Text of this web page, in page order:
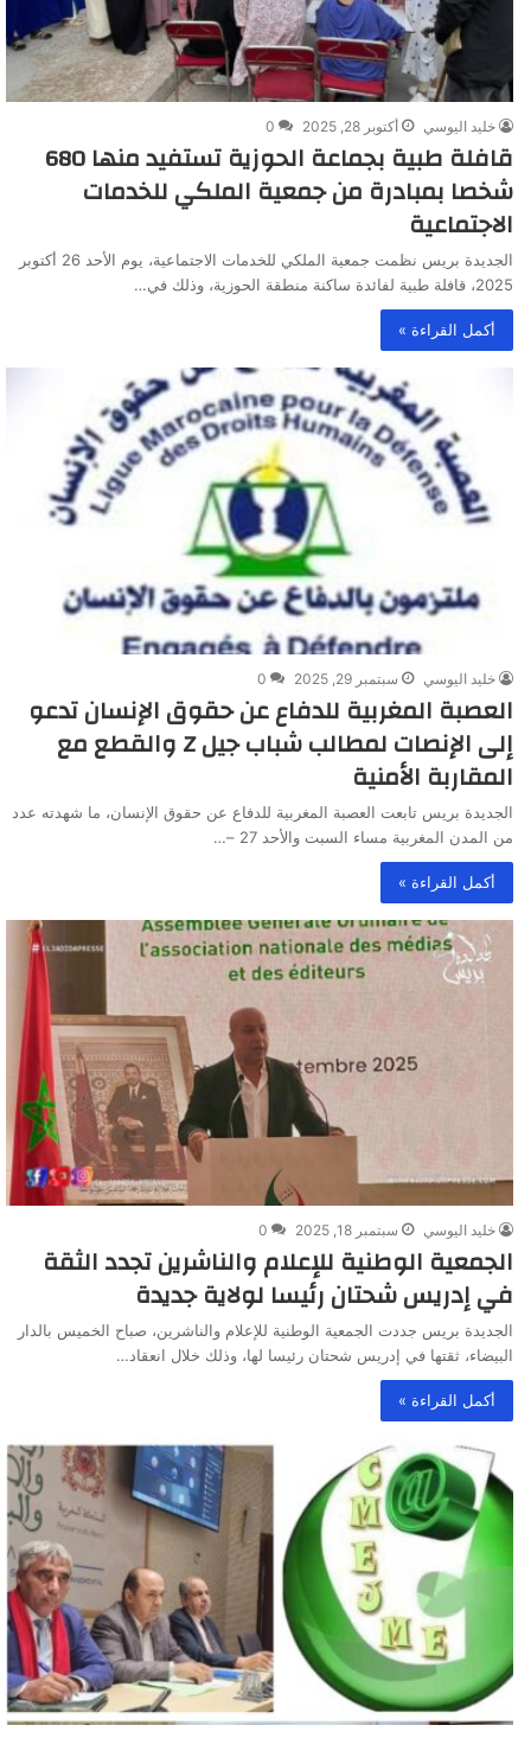
خليد اليوسي أكتوبر 28, 2025 0
‎قافلة طبية بجماعة الحوزية تستفيد منها 680
شخصا بمبادرة من جمعية الملكي للخدمات
الاجتماعية
الجديدة بريس نظمت جمعية الملكي للخدمات الاجتماعية، يوم الأحد 26 أكتوبر
2025، قافلة طبية لفائدة ساكنة منطقة الحوزية، وذلك في…
أكمل القراءة »
خليد اليوسي سبتمبر 29, 2025 0
العصبة المغربية للدفاع عن حقوق الإنسان تدعو
إلى الإنصات لمطالب شباب جيل Z والقطع مع
المقاربة الأمنية
الجديدة بريس تابعت العصبة المغربية للدفاع عن حقوق الإنسان، ما شهدته عدد
من المدن المغربية مساء السبت والأحد 27 –…
أكمل القراءة »
خليد اليوسي سبتمبر 18, 2025 0
الجمعية الوطنية للإعلام والناشرين تجدد الثقة
في إدريس شحتان رئيسا لولاية جديدة
الجديدة بريس جددت الجمعية الوطنية للإعلام والناشرين، صباح الخميس بالدار
البيضاء، ثقتها في إدريس شحتان رئيسا لها، وذلك خلال انعقاد…
أكمل القراءة »